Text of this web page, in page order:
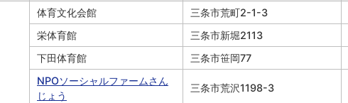
体育文化会館
三条市荒町2-1-3
栄体育館
三条市新堀2113
下田体育館
三条市笹岡77
NPOソーシャルファームさん
じょう
三条市荒沢1198-3